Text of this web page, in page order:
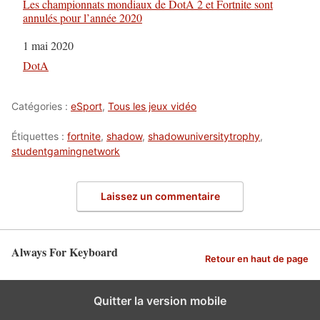
Les championnats mondiaux de DotA 2 et Fortnite sont
annulés pour l’année 2020
Date
1 mai 2020
Par rapport à
DotA
Catégories : eSport, Tous les jeux vidéo
Étiquettes : fortnite, shadow, shadowuniversitytrophy,
studentgamingnetwork
Laissez un commentaire
Always For Keyboard Retour en haut de page
Quitter la version mobile